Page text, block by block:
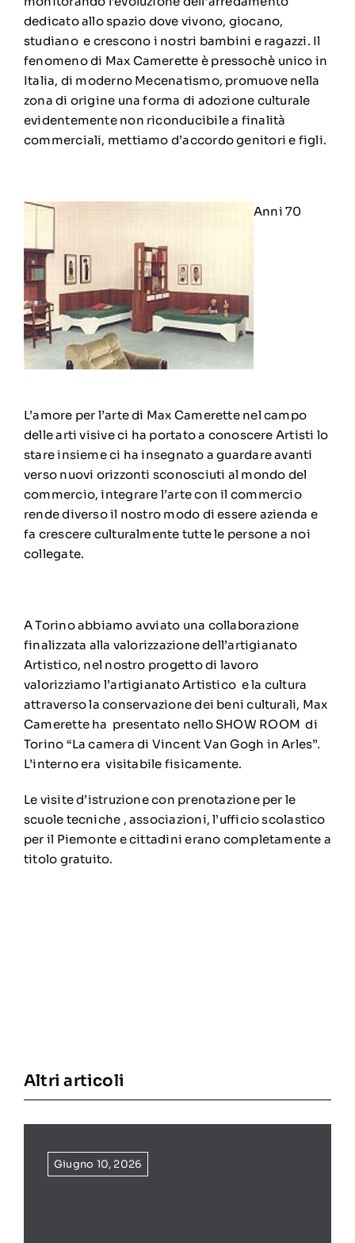
dedicato allo spazio dove vivono, giocano,
studiano e crescono i nostri bambini e ragazzi. Il
fenomeno di Max Camerette è pressochè unico in
Italia, di moderno Mecenatismo, promuove nella
zona di origine una forma di adozione culturale
evidentemente non riconducibile a finalità
commerciali, mettiamo d’accordo genitori e figli.
Anni 70
L’amore per l’arte di Max Camerette nel campo
delle arti visive ci ha portato a conoscere Artisti lo
stare insieme ci ha insegnato a guardare avanti
verso nuovi orizzonti sconosciuti al mondo del
commercio, integrare l’arte con il commercio
rende diverso il nostro modo di essere azienda e
fa crescere culturalmente tutte le persone a noi
collegate.
A Torino abbiamo avviato una collaborazione
finalizzata alla valorizzazione dell’artigianato
Artistico, nel nostro progetto di lavoro
valorizziamo l’artigianato Artistico e la cultura
attraverso la conservazione dei beni culturali, Max
Camerette ha presentato nello SHOW ROOM di
Torino “La camera di Vincent Van Gogh in Arles”.
L’interno era visitabile fisicamente.
Le visite d’istruzione con prenotazione per le
scuole tecniche , associazioni, l’ufficio scolastico
per il Piemonte e cittadini erano completamente a
titolo gratuito.
Altri articoli
Giugno 10, 2026